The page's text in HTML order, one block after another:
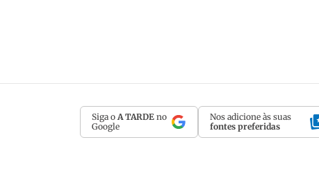
Siga o A TARDE no
Google
Nos adicione às suas
fontes preferidas